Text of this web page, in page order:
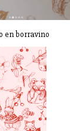
en borravino